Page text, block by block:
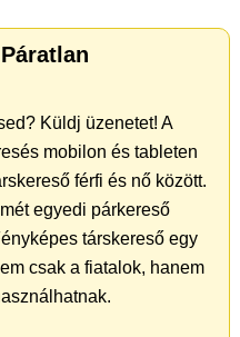
Küldj üzenetet! A
mobilon és tableten
férfi és nő között.
egyedi párkereső
társkereső egy
csak a fiatalok, hanem